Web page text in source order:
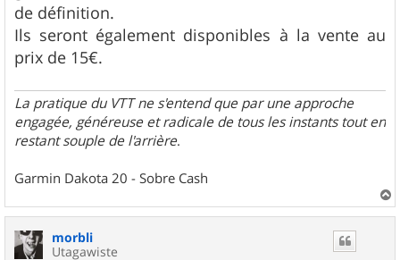
de définition.
Ils seront également disponibles à la vente au
prix de 15€.
La pratique du VTT ne s'entend que par une approche
engagée, généreuse et radicale de tous les instants tout en
restant souple de l'arrière.
Garmin Dakota 20 - Sobre Cash
a
morbli
Utagawiste